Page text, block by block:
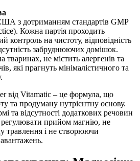
з дотриманням стандартів GMP
Кожна партія проходить
контроль на чистоту, відповідність
забруднюючих домішок.
тваринах, не містить алергенів та
які прагнуть мінімалістичного та
від Vitamatic – це формула, що
та продуману нутрієнтну основу.
та відсутності додаткових речовин
регулювати прийом магнію, не
травлення і не створюючи